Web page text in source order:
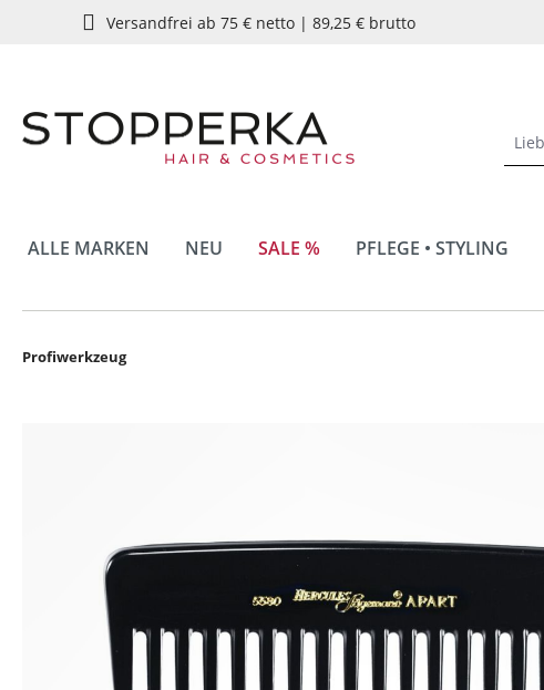
Zur Hauptnavigation springen
Versandfrei ab 75 € netto | 89,25 € brutto
ALLE MARKEN NEU SALE % PFLEGE • STYLING
Profiwerkzeug